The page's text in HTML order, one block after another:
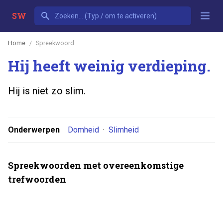
SW
Home Spreekwoord
Hij heeft weinig verdieping.
Hij is niet zo slim.
Onderwerpen Domheid · Slimheid
Spreekwoorden met overeenkomstige
trefwoorden